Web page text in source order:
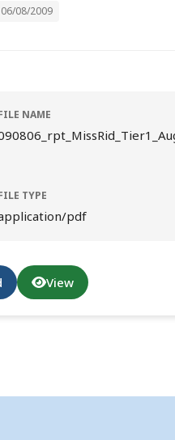
08/2009
NAME
TYPE
pdf
View